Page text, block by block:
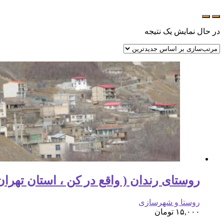
در حال نمایش یک نتیجه
روستای رندان ( واقع در کن ، استان
روستا و شهرسازی
۱۵,۰۰۰ تومان